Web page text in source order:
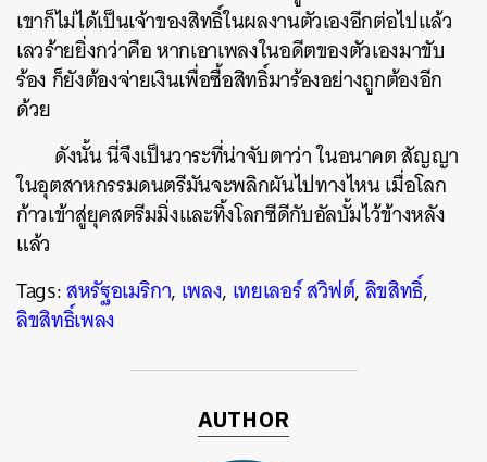
เขาก็ไม่ได้เป็นเจ้าของสิทธิ์ในผลงานตัวเองอีกต่อไปแล้ว
เลวร้ายยิ่งกว่าคือ หากเอาเพลงในอดีตของตัวเองมาขับ
ร้อง ก็ยังต้องจ่ายเงินเพื่อซื้อสิทธิ์มาร้องอย่างถูกต้องอีก
ด้วย
ดังนั้น นี่จึงเป็นวาระที่น่าจับตาว่า ในอนาคต สัญญา
ในอุตสาหกรรมดนตรีมันจะพลิกผันไปทางไหน เมื่อโลก
ก้าวเข้าสู่ยุคสตรีมมิ่งและทิ้งโลกซีดีกับอัลบั้มไว้ข้างหลัง
แล้ว
Tags:สหรัฐอเมริกา, เพลง, เทยเลอร์ สวิฟต์,ลิขสิทธิ์,
ลิขสิทธิ์เพลง
AUTHOR